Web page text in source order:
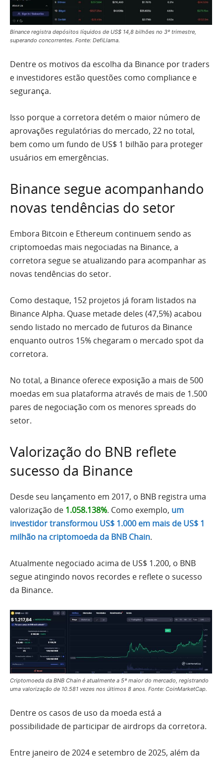
Binance registra depósitos líquidos de US$ 14,8 bilhões no 3º trimestre,
superando concorrentes. Fonte: DefiLlama.
Dentre os motivos da escolha da Binance por traders
e investidores estão questões como compliance e
segurança.
Isso porque a corretora detém o maior número de
aprovações regulatórias do mercado, 22 no total,
bem como um fundo de US$ 1 bilhão para proteger
usuários em emergências.
Binance segue acompanhando
novas tendências do setor
Embora Bitcoin e Ethereum continuem sendo as
criptomoedas mais negociadas na Binance, a
corretora segue se atualizando para acompanhar as
novas tendências do setor.
Como destaque, 152 projetos já foram listados na
Binance Alpha. Quase metade deles (47,5%) acabou
sendo listado no mercado de futuros da Binance
enquanto outros 15% chegaram o mercado spot da
corretora.
No total, a Binance oferece exposição a mais de 500
moedas em sua plataforma através de mais de 1.500
pares de negociação com os menores spreads do
setor.
Valorização do BNB reflete
sucesso da Binance
Desde seu lançamento em 2017, o BNB registra uma
valorização de 1.058.138%. Como exemplo, um
investidor transformou US$ 1.000 em mais de US$ 1
milhão na criptomoeda da BNB Chain.
Atualmente negociado acima de US$ 1.200, o BNB
segue atingindo novos recordes e reflete o sucesso
da Binance.
Criptomoeda da BNB Chain é atualmente a 5ª maior do mercado, registrando
uma valorização de 10.581 vezes nos últimos 8 anos. Fonte: CoinMarketCap.
Dentre os casos de uso da moeda está a
possibilidade de participar de airdrops da corretora.
Entre janeiro de 2024 e setembro de 2025, além da